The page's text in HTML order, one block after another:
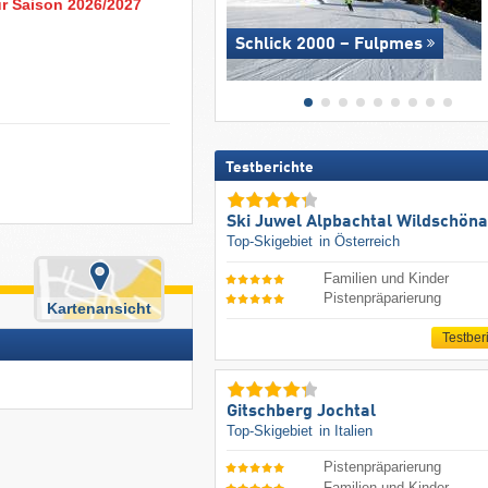
Saison 2026/2027
Kartenansicht
Schlick 2000 – Fulpmes
Testberichte
Ski Juwel Alpbachtal
Top-Skigebiet in Österreich
Familien und Kinder
Pistenpräparierung
Gitschberg Jochtal
Top-Skigebiet in Italien
Pistenpräparierung